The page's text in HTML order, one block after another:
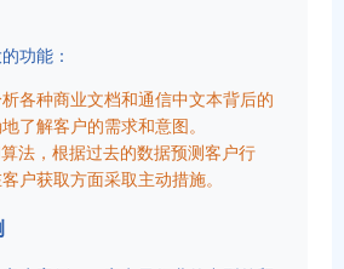
功能：
各种商业文档和通信中文本背后的
了解客户的需求和意图。
算法，根据过去的数据预测客户行
户获取方面采取主动措施。